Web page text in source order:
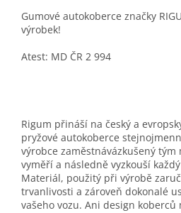
Gumové autokoberce značky
výrobek!
Atest: MD ČR 2 994
Rigum přináší na český a
pryžové autokoberce
výrobce zaměstnávázkušený
vyměří a následně vyzkouší
Materiál, použitý při výrobě
trvanlivosti a zároveň dokonalé
vašeho vozu. Ani design koberců